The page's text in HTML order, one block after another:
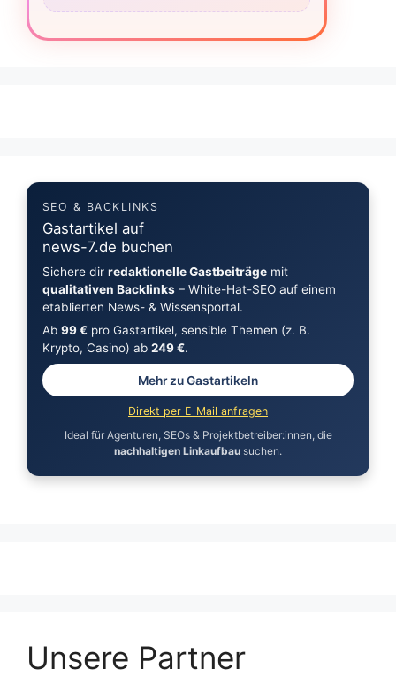
SEO & BACKLINKS
Gastartikel auf
news-7.de buchen
Sichere dir redaktionelle Gastbeiträgemit
qualitativen Backlinks– White-Hat-SEO auf einem
etablierten News- & Wissensportal.
Ab 99 €pro Gastartikel, sensible Themen (z. B.
Krypto, Casino) ab 249 €.
Mehr zu Gastartikeln
Direkt per E-Mail anfragen
Ideal für Agenturen, SEOs & Projektbetreiber:innen, die
nachhaltigen Linkaufbau suchen.
Unsere Partner